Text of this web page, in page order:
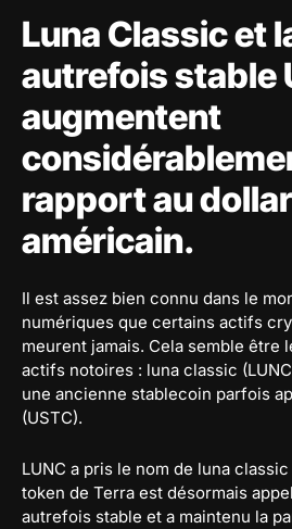
Luna Classic et
autrefois stable
augmentent
rapport au dollar
américain.
Il est assez bien connu dans le
numériques que certains actifs
meurent jamais. Cela semble être
actifs notoires : luna classic
une ancienne stablecoin parfois
(USTC).
LUNC a pris le nom de luna
token de Terra est désormais
autrefois stable et a maintenu la